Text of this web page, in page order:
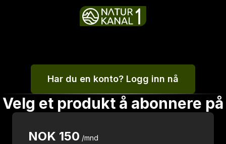
Har du en konto? Logg inn nå
Velg et produkt å abonnere på
NOK 150 /mnd